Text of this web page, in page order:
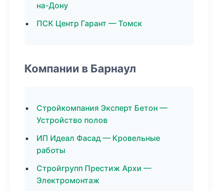
на-Дону
ПСК Центр Гарант — Томск
Компании в Барнаул
Стройкомпания Эксперт Бетон —
Устройство полов
ИП Идеал Фасад — Кровельные
работы
Стройгрупп Престиж Архи —
Электромонтаж